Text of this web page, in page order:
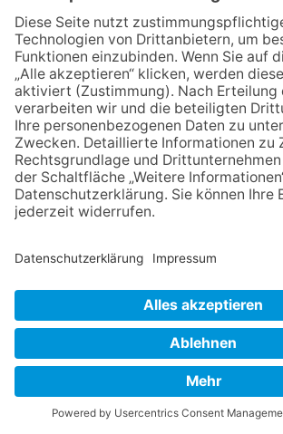
Schülerreporter
InternationalJuniorScienceOlympiade
Von Yohan Haas (7. Klasse, Eichendorffschule
„Die Internationale Junior-Science-Olympiade
großartige Möglichkeit, junge Schülerinnen
Naturwissenschaften zu begeistern. Die
nur fachliches Wissen, sondern auch Neugier,
eigenständiges Denken.“ Das sagt die